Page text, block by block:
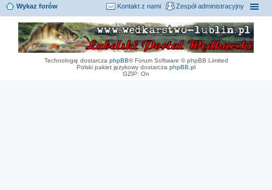
Wykaz forów Zespół administracyjny
Kontakt z nami
Technologię dostarcza phpBB® Forum Software © phpBB Limited
Polski pakiet językowy dostarcza phpBB.pl
GZIP: On